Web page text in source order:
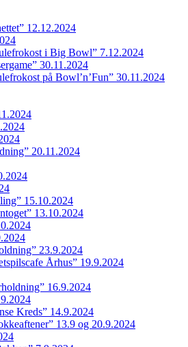
12.12.2024
i Big Bowl” 7.12.2024
30.11.2024
på Bowl’n’Fun” 30.11.2024
20.11.2024
15.10.2024
13.10.2024
23.9.2024
Århus” 19.9.2024
16.9.2024
Kreds” 14.9.2024
13.9 og 20.9.2024